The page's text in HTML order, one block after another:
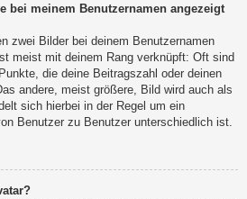
bei meinem Benutzernamen angezeigt
zwei Bilder bei deinem Benutzernamen
meist mit deinem Rang verknüpft: Oft sind
die deine Beitragszahl oder deinen
andere, meist größere, Bild wird auch als
sich hierbei in der Regel um ein
Benutzer zu Benutzer unterschiedlich ist.